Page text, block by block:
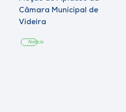
Câmara Municipal de
Videira
Notícia